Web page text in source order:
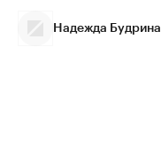
Надежда Будрина